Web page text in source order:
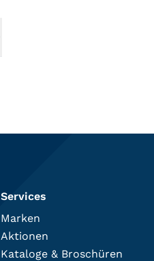
Services
Marken
Aktionen
Kataloge & Broschüren